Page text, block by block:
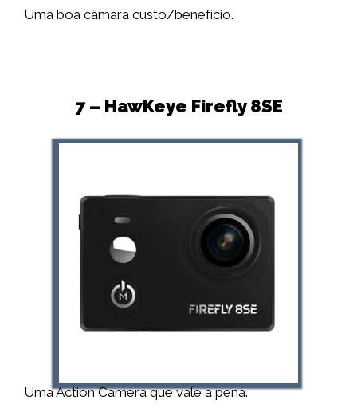
Uma boa câmara custo/benefício.
7 – HawKeye Firefly 8SE
Uma Action Camera que vale a pena.